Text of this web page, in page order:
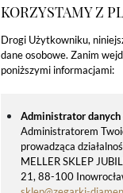
KORZYSTAMY Z
Drogi Użytkowniku,
dane osobowe. Zanim
poniższymi informacjami:
Administrator danych
Administratorem
prowadząca
MELLER SKLEP
21, 88-100